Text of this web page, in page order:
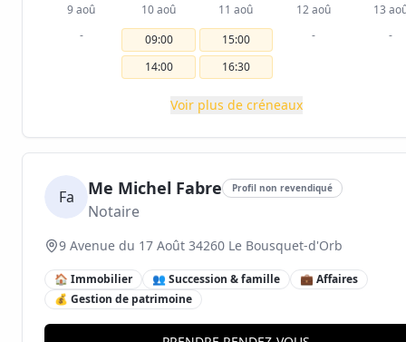
9 aoû
-
10 aoû
09:00
14:00
11 aoû
15:00
16:30
12 aoû
-
13
-
Voir plus de créneaux
Fa Me Michel Fabre Profil non revendiqué
Notaire
9 Avenue du 17 Août 34260 Le Bousquet-d'Orb
🏠 Immobilier 👥 Succession & famille
💼 Affaires
💰 Gestion de patrimoine